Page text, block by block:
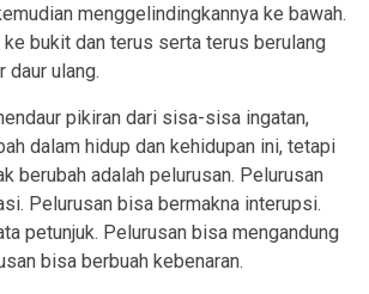
menggelindingkannya ke bawah.
bukit dan terus serta terus berulang
daur ulang.
pikiran dari sisa-sisa ingatan,
dalam hidup dan kehidupan ini, tetapi
berubah adalah pelurusan. Pelurusan
Pelurusan bisa bermakna interupsi.
petunjuk. Pelurusan bisa mengandung
bisa berbuah kebenaran.